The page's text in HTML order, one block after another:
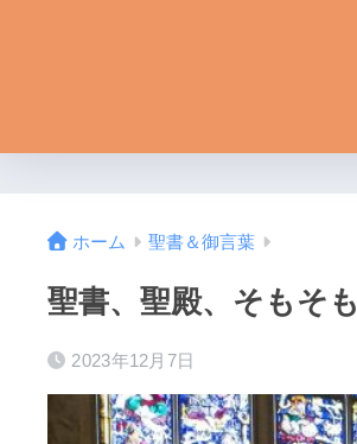
ホーム 聖書＆御言葉
聖書、聖殿、そもそ
2023年12月7日